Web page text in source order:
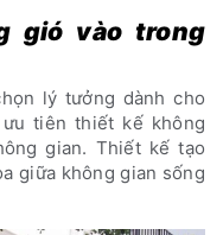
gió vào trong
lý tưởng dành cho
tiên thiết kế không
gian. Thiết kế tạo
giữa không gian sống